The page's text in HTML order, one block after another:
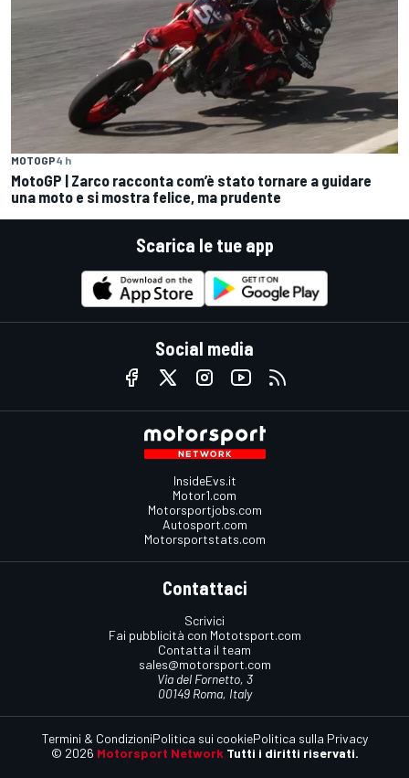
MOTOGP4 h
MotoGP | Zarco racconta com’è stato tornare a guidare
una moto e si mostra felice, ma prudente
Scarica le tue app
Social media
InsideEvs.it
Motor1.com
Motorsportjobs.com
Autosport.com
Motorsportstats.com
Contattaci
Scrivici
Fai pubblicità con Mototsport.com
Contatta il team
sales@motorsport.com
Via del Fornetto, 3
00149 Roma, Italy
© 2026 Motorsport Network Tutti i diritti riservati.
Termini & CondizioniPolitica sui cookiePolitica sulla Privacy